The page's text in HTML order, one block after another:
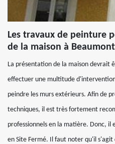
Les travaux de peinture
de la maison à
La présentation de la maison devrait
effectuer une multitude
peindre les murs extérieurs. Afin de
techniques, il est très fortement
professionnels en la matière. Donc, il
en Site Fermé. Il faut noter qu'il